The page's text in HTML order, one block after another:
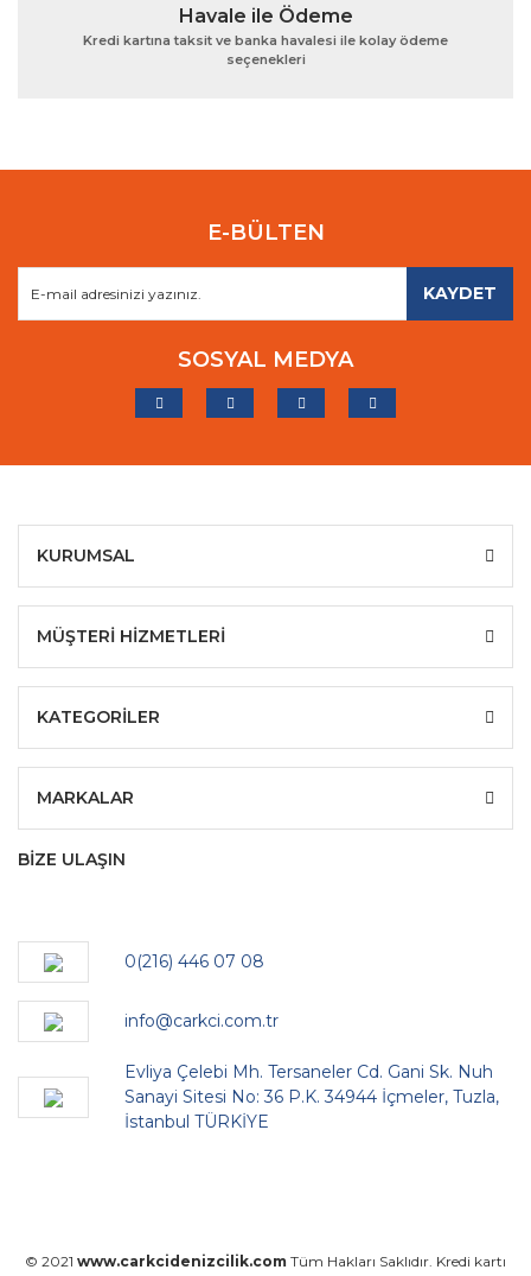
Havale ile Ödeme
Kredi kartına taksit ve banka havalesi ile kolay ödeme
seçenekleri
E-BÜLTEN
KAYDET
SOSYAL MEDYA
KURUMSAL
MÜŞTERİ HİZMETLERİ
KATEGORİLER
MARKALAR
BİZE ULAŞIN
0(216) 446 07 08
info@carkci.com.tr
Evliya Çelebi Mh. Tersaneler Cd. Gani Sk. Nuh
Sanayi Sitesi No: 36 P.K. 34944 İçmeler, Tuzla,
İstanbul TÜRKİYE
© 2021 www.carkcidenizcilik.com Tüm Hakları Saklıdır. Kredi kartı